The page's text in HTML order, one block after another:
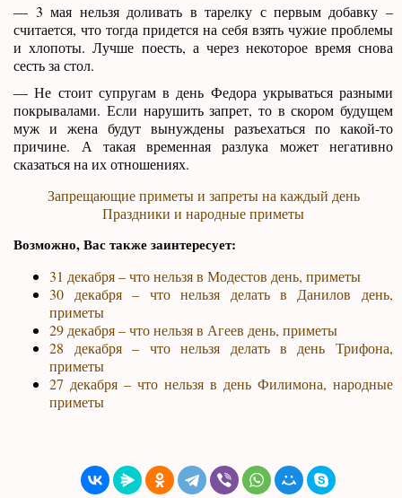
— 3 мая нельзя доливать в тарелку с первым добавку –
считается, что тогда придется на себя взять чужие проблемы
и хлопоты. Лучше поесть, а через некоторое время снова
сесть за стол.
— Не стоит супругам в день Федора укрываться разными
покрывалами. Если нарушить запрет, то в скором будущем
муж и жена будут вынуждены разъехаться по какой-то
причине. А такая временная разлука может негативно
сказаться на их отношениях.
Запрещающие приметы и запреты на каждый день
Праздники и народные приметы
Возможно, Вас также заинтересует:
31 декабря – что нельзя в Модестов день, приметы
30 декабря – что нельзя делать в Данилов день,
приметы
29 декабря – что нельзя в Агеев день, приметы
28 декабря – что нельзя делать в день Трифона,
приметы
27 декабря – что нельзя в день Филимона, народные
приметы